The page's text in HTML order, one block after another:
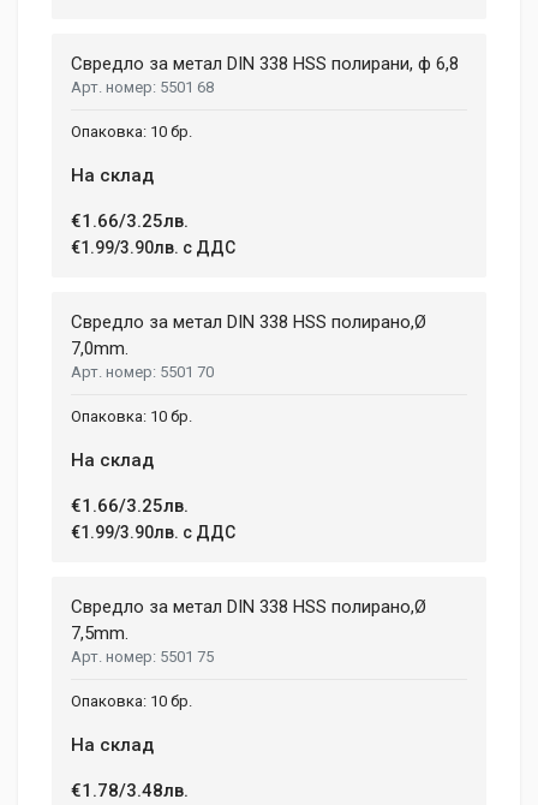
Свредло за метал DIN 338 HSS полирани, ф 6,8
5501 68
10 бр.
На склад
€1.66/3.25лв.
€1.99/3.90лв. с ДДС
Свредло за метал DIN 338 HSS полирано,Ø
7,0mm.
5501 70
10 бр.
На склад
€1.66/3.25лв.
€1.99/3.90лв. с ДДС
Свредло за метал DIN 338 HSS полирано,Ø
7,5mm.
5501 75
10 бр.
На склад
€1.78/3.48лв.